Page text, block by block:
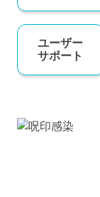
ユーザー
サポート